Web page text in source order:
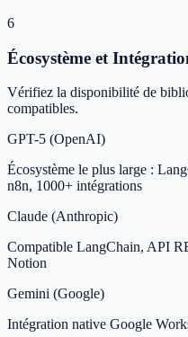
6
Écosystème et
Vérifiez la disponibilité de
compatibles.
GPT-5 (OpenAI)
Écosystème le plus large :
n8n, 1000+ intégrations
Claude (Anthropic)
Compatible LangChain, API
Notion
Gemini (Google)
Intégration native Google